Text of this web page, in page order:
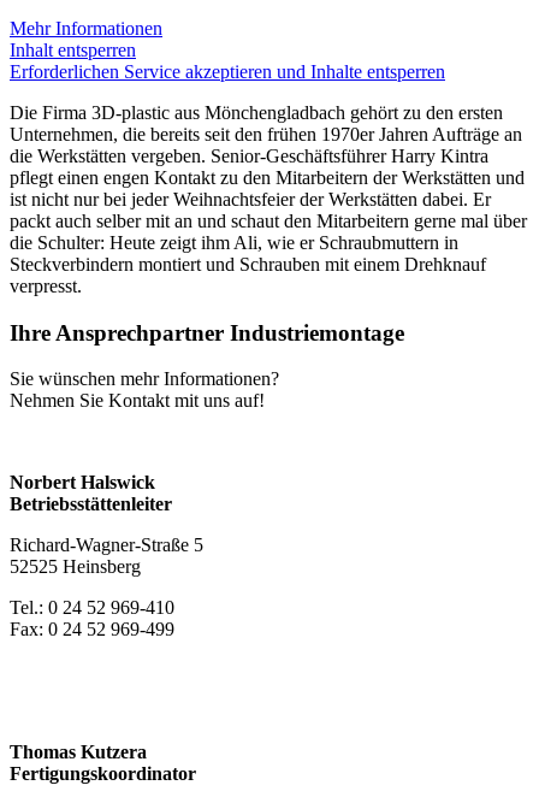
Mehr Informationen
Inhalt entsperren
Erforderlichen Service akzeptieren und Inhalte entsperren
Die Firma 3D-plastic aus Mönchengladbach gehört zu den ersten
Unternehmen, die bereits seit den frühen 1970er Jahren Aufträge an
die Werkstätten vergeben. Senior-Geschäftsführer Harry Kintra
pflegt einen engen Kontakt zu den Mitarbeitern der Werkstätten und
ist nicht nur bei jeder Weihnachtsfeier der Werkstätten dabei. Er
packt auch selber mit an und schaut den Mitarbeitern gerne mal über
die Schulter: Heute zeigt ihm Ali, wie er Schraubmuttern in
Steckverbindern montiert und Schrauben mit einem Drehknauf
verpresst.
Ihre Ansprechpartner Industriemontage
Sie wünschen mehr Informationen?
Nehmen Sie Kontakt mit uns auf!
Norbert Halswick
Betriebsstättenleiter
Richard-Wagner-Straße 5
52525 Heinsberg
Tel.: 0 24 52 969-410
Fax: 0 24 52 969-499
Thomas Kutzera
Fertigungskoordinator